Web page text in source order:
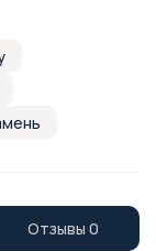
Отзывы 0